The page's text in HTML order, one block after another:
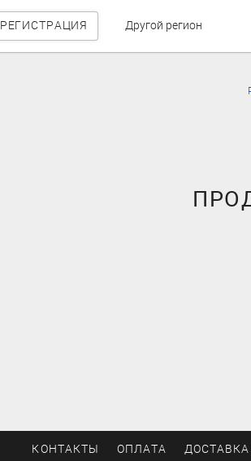
РЕГИСТРАЦИЯ Другой регион
КОНТАКТЫ ОПЛАТА ДОСТАВКА